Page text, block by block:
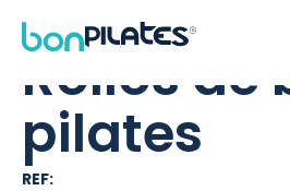
BONPILATES/PRODUCTOS/ ROLLOS DE
Rollos de
pilates
REF: